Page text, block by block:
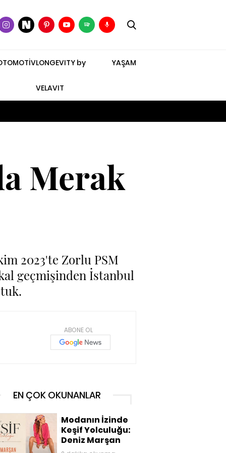
LONGEVITY by
VELAVIT
YAŞAM
Merak
2023'te Zorlu PSM
geçmişinden İstanbul
ABONE OL
EN ÇOK OKUNANLAR
Modanın İzinde
Keşif Yolculuğu:
Deniz Marşan